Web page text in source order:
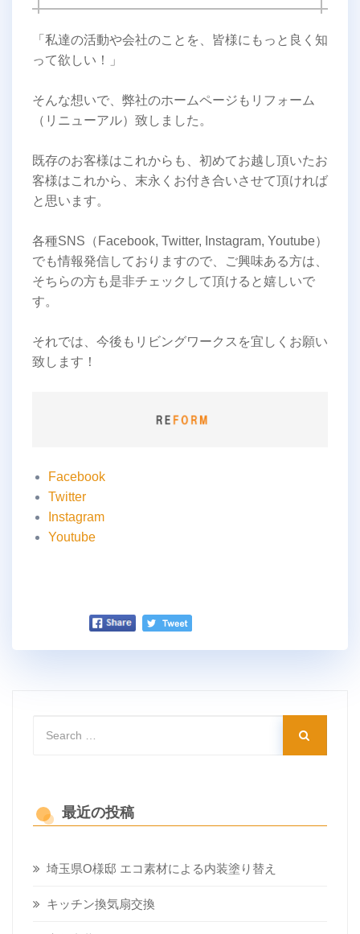
「私達の活動や会社のことを、皆様にもっと良く知
って欲しい！」
そんな想いで、弊社のホームページもリフォーム
（リニューアル）致しました。
既存のお客様はこれからも、初めてお越し頂いたお
客様はこれから、末永くお付き合いさせて頂ければ
と思います。
各種SNS（Facebook, Twitter, Instagram, Youtube）
でも情報発信しておりますので、ご興味ある方は、
そちらの方も是非チェックして頂けると嬉しいで
す。
それでは、今後もリビングワークスを宜しくお願い
致します！
Facebook
Twitter
Instagram
Youtube
最近の投稿
埼玉県O様邸 エコ素材による内装塗り替え
キッチン換気扇交換